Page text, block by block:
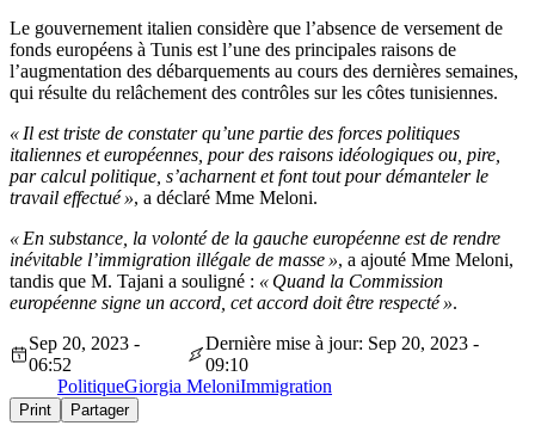
Le gouvernement italien considère que l’absence de versement de
fonds européens à Tunis est l’une des principales raisons de
l’augmentation des débarquements au cours des dernières semaines,
qui résulte du relâchement des contrôles sur les côtes tunisiennes.
« Il est triste de constater qu’une partie des forces politiques
italiennes et européennes, pour des raisons idéologiques ou, pire,
par calcul politique, s’acharnent et font tout pour démanteler le
travail effectué », a déclaré Mme Meloni.
« En substance, la volonté de la gauche européenne est de rendre
inévitable l’immigration illégale de masse », a ajouté Mme Meloni,
tandis que M. Tajani a souligné : « Quand la Commission
européenne signe un accord, cet accord doit être respecté ».
Sep 20, 2023 -
06:52
Dernière mise à jour: Sep 20, 2023 -
09:10
PolitiqueGiorgia MeloniImmigration
Print Partager